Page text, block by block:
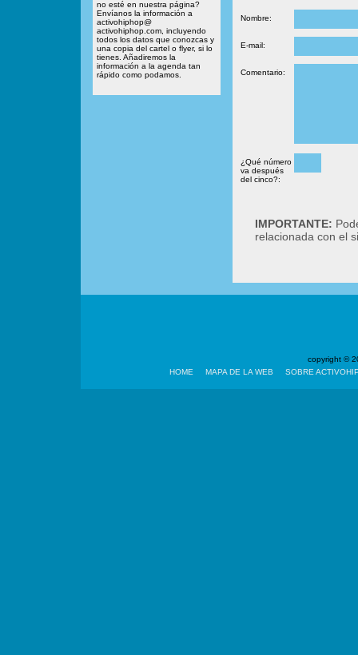
no esté en nuestra página?
Envíanos la información a
activohiphop@
activohiphop.com, incluyendo
todos los datos que conozcas y
una copia del cartel o flyer, si lo
tienes. Añadiremos la
información a la agenda tan
rápido como podamos.
Nombre:
E-mail:
Comentario:
¿Qué número
va después
del cinco?:
IMPORTANTE:
relacionada con el
copyright ©
HOME
MAPA DE LA WEB SOBRE